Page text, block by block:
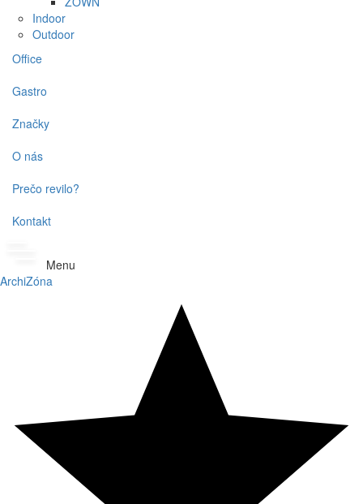
Indoor
Outdoor
Office
Gastro
Značky
O nás
Prečo revilo?
Kontakt
Menu
ArchiZóna